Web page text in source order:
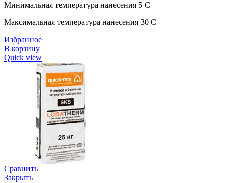
Минимальная температура нанесения 5 C
Максимальная температура нанесения 30 C
Избранное
В корзину
Quick view
Сравнить
Закрыть